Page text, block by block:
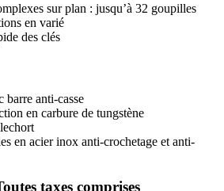
sur plan : jusqu’à 32 goupilles
en varié
des clés
barre anti-casse
en carbure de tungstène
en acier inox anti-crochetage et anti-
taxes comprises